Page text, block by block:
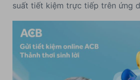
suất tiết kiệm trực tiếp trên ứng